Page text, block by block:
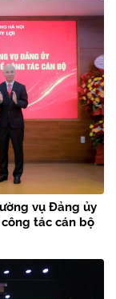
vụ Đảng ủy
tác cán bộ